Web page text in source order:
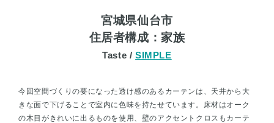
宮城県仙台市
住居者構成：家族
Taste /SIMPLE
今回空間づくりの要になった透け感のあるカーテンは、天井から大
きな面で下げることで室内に色味を持たせています。床材はオーク
の木目がきれいに出るものを使用、壁のアクセントクロスもカーテ